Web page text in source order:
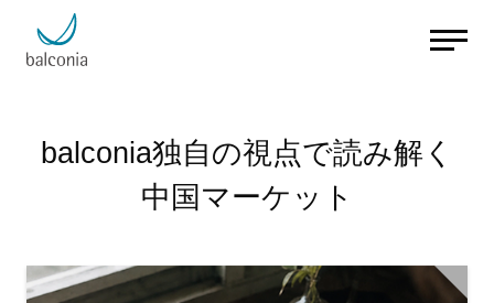
balconia独自の視点で読み解く
中国マーケット